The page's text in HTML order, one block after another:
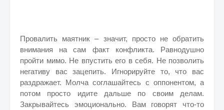
Провалить маятник – значит, просто не обратить
внимания на сам факт конфликта. Равнодушно
пройти мимо. Не впустить его в себя. Не позволить
негативу вас зацепить. Игнорируйте то, что вас
раздражает. Молча соглашайтесь с оппонентом, а
потом просто идите дальше по своим делам.
Закрывайтесь эмоционально. Вам говорят что-то